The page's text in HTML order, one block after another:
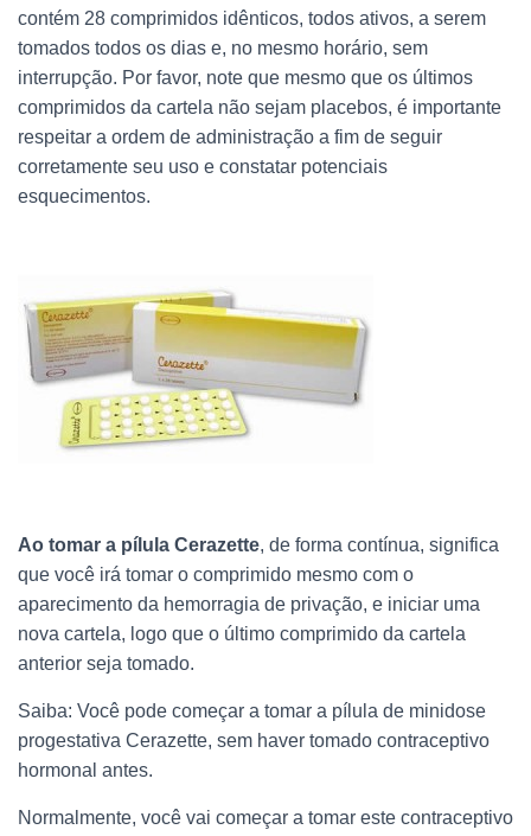
contém 28 comprimidos idênticos, todos ativos, a serem
tomados todos os dias e, no mesmo horário, sem
interrupção. Por favor, note que mesmo que os últimos
comprimidos da cartela não sejam placebos, é importante
respeitar a ordem de administração a fim de seguir
corretamente seu uso e constatar potenciais
esquecimentos.
Ao tomar a pílula Cerazette, de forma contínua, significa
que você irá tomar o comprimido mesmo com o
aparecimento da hemorragia de privação, e iniciar uma
nova cartela, logo que o último comprimido da cartela
anterior seja tomado.
Saiba: Você pode começar a tomar a pílula de minidose
progestativa Cerazette, sem haver tomado contraceptivo
hormonal antes.
Normalmente, você vai começar a tomar este contraceptivo